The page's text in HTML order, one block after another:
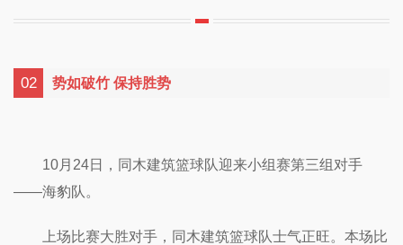
02 势如破竹 保持胜势
10月24日，同木建筑篮球队迎来小组赛第三组对手
——海豹队。
上场比赛大胜对手，同木建筑篮球队士气正旺。本场比